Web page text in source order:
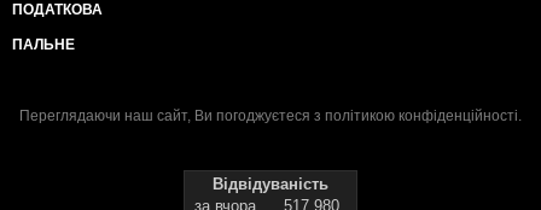
ПОДАТКОВА
ПАЛЬНЕ
Переглядаючи наш сайт, Ви погоджуєтеся з політикою конфіденційності.
Відвідуваність
за вчора
517 980